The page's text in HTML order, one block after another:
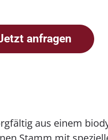
anfragen
aus einem